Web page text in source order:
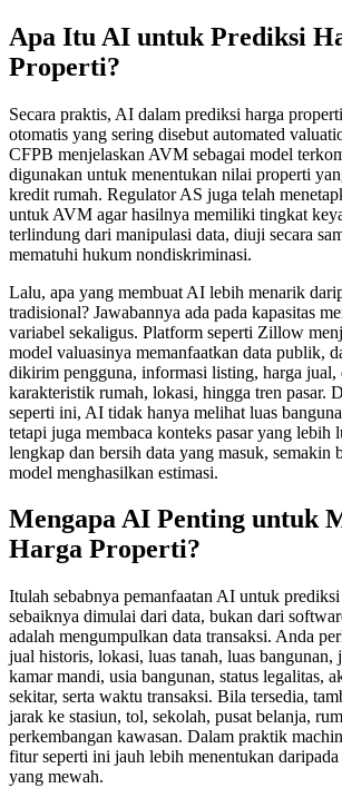
Apa Itu AI untuk Prediksi
Properti?
Secara praktis, AI dalam prediksi harga
otomatis yang sering disebut automated
CFPB menjelaskan AVM sebagai model
digunakan untuk menentukan nilai properti
kredit rumah. Regulator AS juga telah
untuk AVM agar hasilnya memiliki tingkat
terlindung dari manipulasi data, diuji secara
mematuhi hukum nondiskriminasi.
Lalu, apa yang membuat AI lebih menarik
tradisional? Jawabannya ada pada kapasitas
variabel sekaligus. Platform seperti Zillow
model valuasinya memanfaatkan data publik,
dikirim pengguna, informasi listing, harga jual,
karakteristik rumah, lokasi, hingga tren pasar.
seperti ini, AI tidak hanya melihat luas
tetapi juga membaca konteks pasar yang lebih
lengkap dan bersih data yang masuk, semakin
model menghasilkan estimasi.
Mengapa AI Penting untuk
Harga Properti?
Itulah sebabnya pemanfaatan AI untuk
sebaiknya dimulai dari data, bukan dari
adalah mengumpulkan data transaksi. Anda
jual historis, lokasi, luas tanah, luas bangunan,
kamar mandi, usia bangunan, status legalitas,
sekitar, serta waktu transaksi. Bila tersedia,
jarak ke stasiun, tol, sekolah, pusat belanja,
perkembangan kawasan. Dalam praktik
fitur seperti ini jauh lebih menentukan
yang mewah.